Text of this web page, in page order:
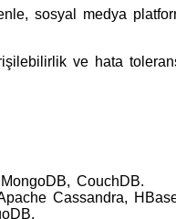
sosyal medya
ve hata
CouchDB.
Cassandra,